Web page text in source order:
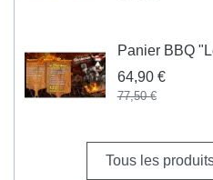
Panier BBQ
64,90 €
77,50 €
Tous les